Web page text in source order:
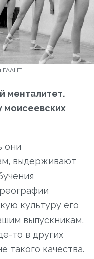
ГААНТ
менталитет.
моисеевских
они
выдерживают
культуру его
выпускникам,
то в других
такого качества.